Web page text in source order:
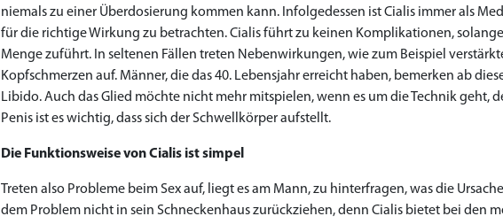
niemals zu einer Überdosierung kommen kann. Infolgedessen ist Cialis immer als
für die richtige Wirkung zu betrachten. Cialis führt zu keinen Komplikationen,
Menge zuführt. In seltenen Fällen treten Nebenwirkungen, wie zum Beispiel
Kopfschmerzen auf. Männer, die das 40. Lebensjahr erreicht haben, bemerken ab
Libido. Auch das Glied möchte nicht mehr mitspielen, wenn es um die Technik geht,
Penis ist es wichtig, dass sich der Schwellkörper aufstellt.
Die Funktionsweise von Cialis ist simpel
Treten also Probleme beim Sex auf, liegt es am Mann, zu hinterfragen, was die
dem Problem nicht in sein Schneckenhaus zurückziehen, denn Cialis bietet bei den